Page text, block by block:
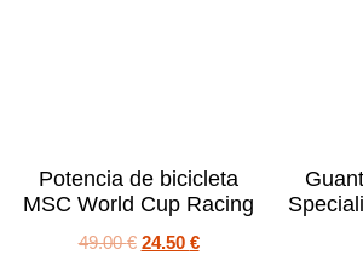
Potencia de bicicleta
MSC World Cup Racing
49.00€ 24.50 €